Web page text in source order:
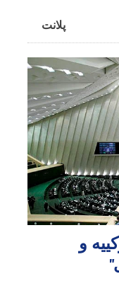
پلانت
و